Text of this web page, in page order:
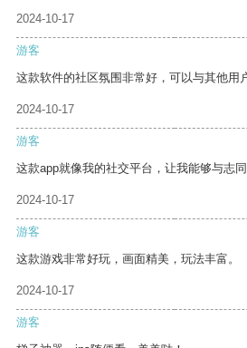
2024-10-17
游客
这款软件的社区氛围非常好，可以与其他用
2024-10-17
游客
这款app就像我的社交平台，让我能够与志
2024-10-17
游客
这款游戏非常好玩，画面精美，玩法丰富。
2024-10-17
游客